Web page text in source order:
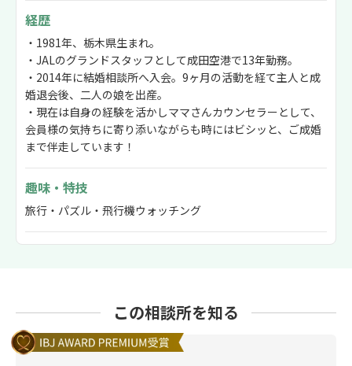
経歴
・1981年、栃木県生まれ。
・JALのグランドスタッフとして成田空港で13年勤務。
・2014年に結婚相談所へ入会。9ヶ月の活動を経て主人と成
婚退会後、二人の娘を出産。
・現在は自身の経験を活かしママさんカウンセラーとして、
会員様の気持ちに寄り添いながらも時にはビシッと、ご成婚
まで伴走しています！
趣味・特技
旅行・パズル・飛行機ウォッチング
この相談所を知る